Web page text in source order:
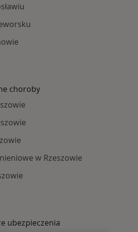
choroby
w Rzeszowie
ubezpieczenia